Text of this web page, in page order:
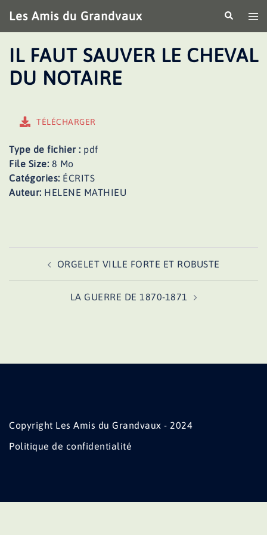
au
contenu
Les Amis du Grandvaux
le
IL FAUT SAUVER LE CHEVAL
DU NOTAIRE
TÉLÉCHARGER
Type de fichier : pdf
File Size: 8 Mo
Catégories: ÉCRITS
Auteur: HELENE MATHIEU
d’articleORGELET VILLE FORTE ET ROBUSTE
LA GUERRE DE 1870-1871
Copyright Les Amis du Grandvaux - 2024
Politique de confidentialité